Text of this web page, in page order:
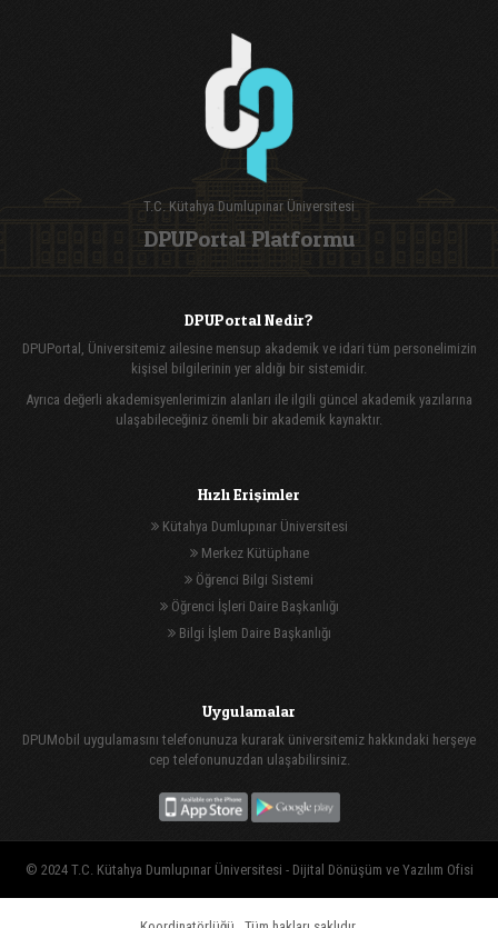
T.C. Kütahya Dumlupınar Üniversitesi
DPUPortal Platformu
DPUPortal Nedir?
DPUPortal, Üniversitemiz ailesine mensup akademik ve idari tüm personelimizin
kişisel bilgilerinin yer aldığı bir sistemidir.
Ayrıca değerli akademisyenlerimizin alanları ile ilgili güncel akademik yazılarına
ulaşabileceğiniz önemli bir akademik kaynaktır.
Hızlı Erişimler
Kütahya Dumlupınar Üniversitesi
Merkez Kütüphane
Öğrenci Bilgi Sistemi
Öğrenci İşleri Daire Başkanlığı
Bilgi İşlem Daire Başkanlığı
Uygulamalar
DPUMobil uygulamasını telefonunuza kurarak üniversitemiz hakkındaki herşeye
cep telefonunuzdan ulaşabilirsiniz.
© 2024 T.C. Kütahya Dumlupınar Üniversitesi - Dijital Dönüşüm ve Yazılım Ofisi